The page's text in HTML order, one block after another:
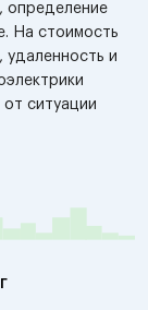
определение
На стоимость
удаленность и
ситуации